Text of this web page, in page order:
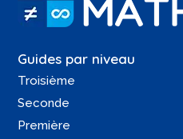
Guides par niveau
Troisième
Seconde
Première